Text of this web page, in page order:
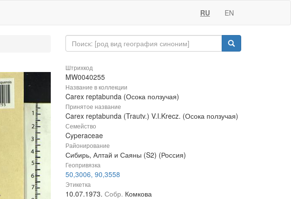
RU EN
Штрихкод
MW0040255
Название в коллекции
Carex reptabunda (Осока ползучая)
Принятое название
Carex reptabunda (Trautv.) V.I.Krecz. (Осока ползучая)
Семейство
Cyperaceae
Районирование
Сибирь, Алтай и Саяны (S2) (Россия)
Геопривязка
50,3006, 90,3558
Этикетка
10.07.1973. Собр. Комкова